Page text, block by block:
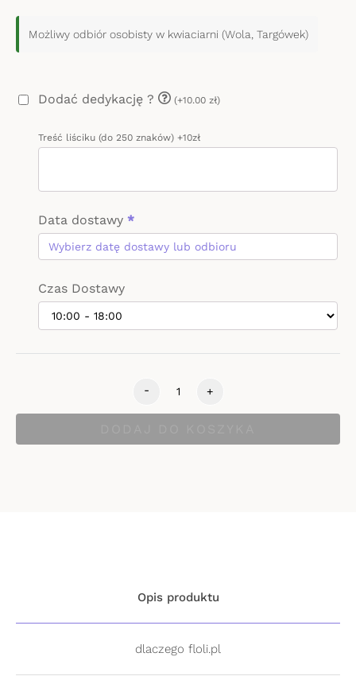
Możliwy odbiór osobisty w kwiaciarni (Wola, Targówek)
Dodać dedykację ? (+10.00 zł)
Treść liściku (do 250 znaków) +10zł
Data dostawy *
Czas Dostawy
- +
Opis produktu
dlaczego floli.pl